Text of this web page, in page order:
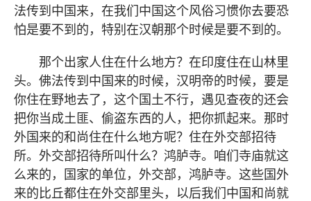
法传到中国来，在我们中国这个风俗习惯你去要恐
怕是要不到的，特别在汉朝那个时候是要不到的。
那个出家人住在什么地方？在印度住在山林里
头。佛法传到中国来的时候，汉明帝的时候，要是
你住在野地去了，这个国土不行，遇见查夜的还会
把你当成土匪、偷盗东西的人，把你抓起来。那时
外国来的和尚住在什么地方呢？住在外交部招待
所。外交部招待所叫什么？鸿胪寺。咱们寺庙就这
么来的，国家的单位，外交部，鸿胪寺。这些国外
来的比丘都住在外交部里头，以后我们中国和尚就